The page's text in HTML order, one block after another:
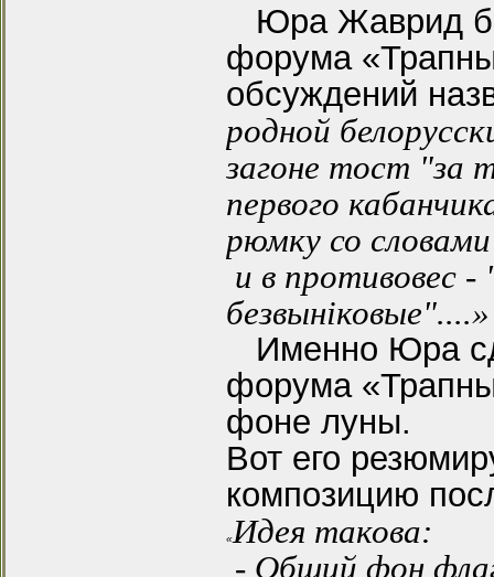
Юра Жаврид
форума
обсуждений
родной
загоне тост "за
первого
рюмку со
и в противовес
безвынiковые"....»
Именно Юра
форума
фоне луны.
Вот его
композицию
«Идея такова:
- Общий фон